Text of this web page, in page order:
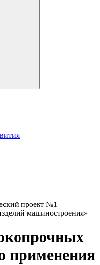
проект №1
машиностроения»
применения